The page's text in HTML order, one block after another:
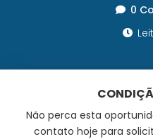
0
Não perca esta
contato hoje para